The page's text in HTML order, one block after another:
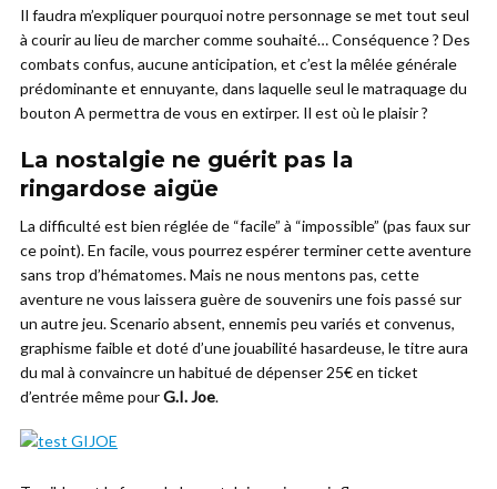
Il faudra m’expliquer pourquoi notre personnage se met tout seul
à courir au lieu de marcher comme souhaité… Conséquence ? Des
combats confus, aucune anticipation, et c’est la mêlée générale
prédominante et ennuyante, dans laquelle seul le matraquage du
bouton A permettra de vous en extirper. Il est où le plaisir ?
La nostalgie ne guérit pas la
ringardose aigüe
La difficulté est bien réglée de “facile” à “impossible” (pas faux sur
ce point). En facile, vous pourrez espérer terminer cette aventure
sans trop d’hématomes. Mais ne nous mentons pas, cette
aventure ne vous laissera guère de souvenirs une fois passé sur
un autre jeu. Scenario absent, ennemis peu variés et convenus,
graphisme faible et doté d’une jouabilité hasardeuse, le titre aura
du mal à convaincre un habitué de dépenser 25€ en ticket
d’entrée même pourG.I. Joe.